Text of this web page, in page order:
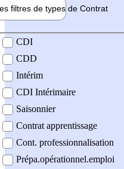
filtres de types de Contrat
contrat
CDI
CDD
Intérim
CDI Intérimaire
Saisonnier
Contrat apprentissage
Cont. professionnalisation
Prépa.opérationnel.emploi